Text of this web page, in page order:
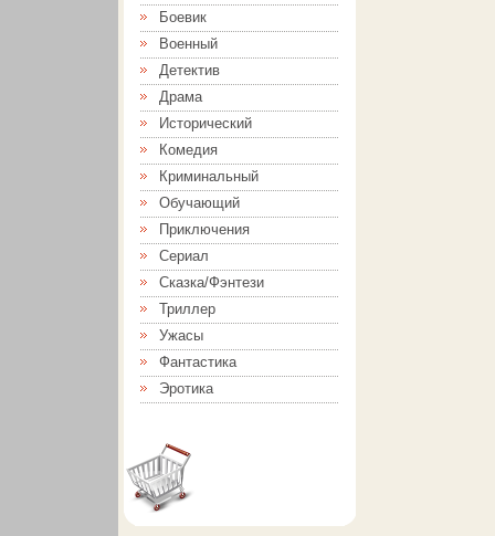
Боевик
Военный
Детектив
Драма
Исторический
Комедия
Криминальный
Обучающий
Приключения
Сериал
Сказка/Фэнтези
Триллер
Ужасы
Фантастика
Эротика